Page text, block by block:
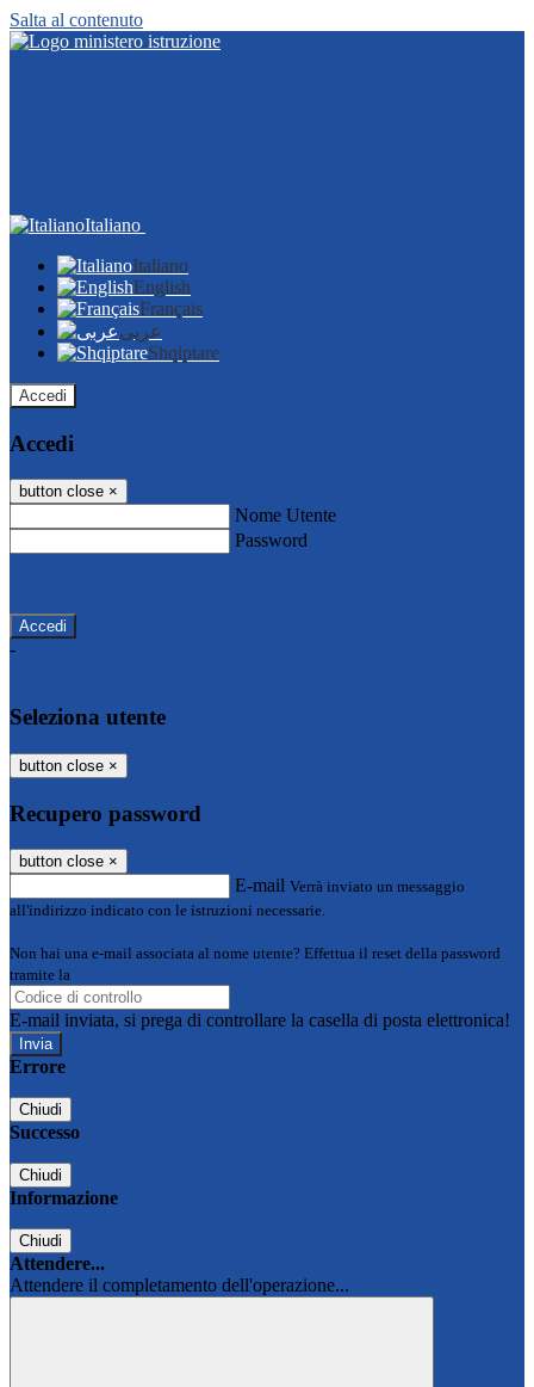
Salta al contenuto
Italiano
Italiano
English
Français
عربى
Shqiptare
Accedi
Accedi
button close ×
Nome Utente
Password
-
Seleziona utente
button close ×
Recupero password
button close ×
E-mail Verrà inviato un messaggio
all'indirizzo indicato con le istruzioni necessarie.
Non hai una e-mail associata al nome utente? Effettua il reset della password
tramite la
E-mail inviata, si prega di controllare la casella di posta elettronica!
Errore
Chiudi
Successo
Chiudi
Informazione
Chiudi
Attendere...
Attendere il completamento dell'operazione...